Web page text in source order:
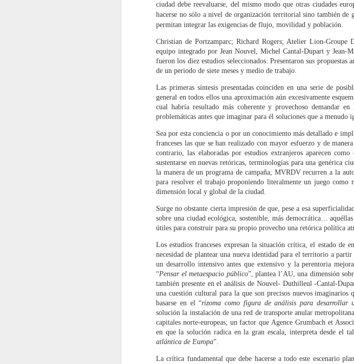
ciudad debe reevaluarse, del mismo modo que otras ciudades
hacerse no sólo a nivel de organización territorial sino también de
permitan integrar las exigencias de flujo, movilidad y población.
Christian de Portzamparc; Richard Rogers; Atelier Lion-Groupe
equipo integrado por Jean Nouvel, Michel Cantal-Dupart y
fueron los diez estudios seleccionados. Presentaron sus
de un periodo de siete meses y medio de trabajo.
Las primeras síntesis presentadas coinciden en una serie de
general en todos ellos una aproximación aún excesivamente
cual habría resultado más coherente y provechoso demandar
problemáticas antes que imaginar para él soluciones que a menudo
Sea por esta conciencia o por un conocimiento más detallado e
franceses las que se han realizado con mayor esfuerzo y de
contrario, las elaboradas por estudios extranjeros aparecen
sustentarse en nuevas retóricas, terminologías para una genérica
la manera de un programa de campaña; MVRDV recurren a la
para resolver el trabajo proponiendo literalmente un juego
dimensión local y global de la ciudad.
Surge no obstante cierta impresión de que, pese a esa
sobre una ciudad ecológica, sostenible, más democrática…
útiles para construir para su propio provecho una retórica política
Los estudios franceses expresan la situación crítica, el estado
necesidad de plantear una nueva identidad para el territorio a
un desarrollo intensivo antes que extensivo y la perentoria
“Pensar el metaespacio público”, plantea l’AU, una dimensión
también presente en el análisis de Nouvel- Duthilleul -Cantal-
una cuestión cultural para la que son precisos nuevos
basarse en el “rizoma como figura de análisis para desarrollar
solución la instalación de una red de transporte anular
capitales norte-europeas; un factor que Agence Grumbach et
en que la solución radica en la gran escala, interpreta desde el
atlántica de Europa”.
La crítica fundamental que debe hacerse a todo este escenario
CRUCES CRÍTICOS.
LA ARQUITECTURA
Y OTROS PUNTOS
DE VISTA #1.
12 de mayo 2016
HERRAMIENTA DE
PENSAMIENTO
Daniel Giralt-Miracle - Miguel
Ángel Alonso del Val
Este diálogo entre Daniel Giralt-
Miracle y Miguel Ángel Alonso del
Val gira en torno a la función de la
reflexión crítica como un elemento
necesario para los procesos de
del actual contexto de dinámicas
sociales y culturales están
marcadas por una renovación de
transformación de actitudes y
formas de hacer y producir.
MAY
4
PRESENTACIÓN DE
'LA VIGA EN EL OJO.
ESCRITOS A
TIEMPO', CCCB
(Barcelona)
El Aula 2 del CCCB acogió el
pasado 14 de abril la presentación
del libro La viga en el ojo. Escritos
a tiempo, de Fredy Massad,
profesor de Teoría y Crítica de la
Arquitectura de la School of
Architecture de UIC Barcelona. La
obra está editada por Ediciones
Asimétricas.
El acto contó con la presencia de
los arquitectos Josep Lluís Mateo,
Miquel Lacasta Codorniu,
Millán, éste último también editor
de Ediciones Asimétricas.
MAY
24
T.C. BOYLE: "SOSPECHO
MAYOR EGOCÉNTRICO
XX"
Alicia Guerrero Yeste
(Reseña sobre Las mujeres, novela
seguida de una entrevista a su autor, T. C.
«…pues los interiores de todas sus casas
si él viviera simultáneamente en cientos de
desperdigados por todo el país pero que,
arquitectura de su cabeza eran contiguos.
APR
28
THE ARCHITECT IS
NUEVO PANTEÓN
Fredy Massad
Bajo la premisa «la austeridad como
Fernández-Galiano presenta la exposición
Museo ICO, abierta hasta el 18 de mayo.
continuación de Spain, mon amour (la
misma sala el pasado año) y que debe su
la retrospectiva dedicada a Marina
hace cuatro años.
APR
ENTREVISTA A SOLANO
Fredy Massad